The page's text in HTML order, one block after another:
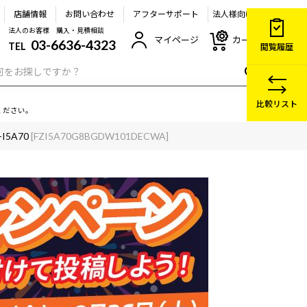
店舗情報 お問い合わせ アフターサポート 法人様向け
法人のお客様 購入・見積相談
TEL 03-6636-4323 マイページ カート
さい。
I5A70 [FZI5A70G8BGDW101DECWA]
閲覧履歴
比較リスト